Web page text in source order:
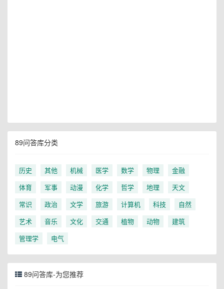
89问答库分类
历史 其他 机械 医学 数学 物理
金融
体育
军事 动漫 化学 哲学 地理
天文
常识
政治 文学 旅游 计算机 科技
自然
艺术
音乐 文化 交通 植物 动物
建筑
管理学
电气
89问答库-为您推荐